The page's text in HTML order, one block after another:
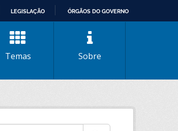
LEGISLAÇÃO ÓRGÃOS DO GOVERNO
Temas Sobre